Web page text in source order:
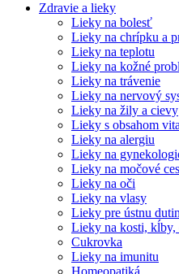
Zdravie a lieky
Lieky na bolesť
Lieky na chrípku a
Lieky na teplotu
Lieky na kožné
Lieky na trávenie
Lieky na nervový
Lieky na žily a cievy
Lieky s obsahom
Lieky na alergiu
Lieky na
Lieky na močové
Lieky na oči
Lieky na vlasy
Lieky pre ústnu
Lieky na kosti, kĺby,
Cukrovka
Lieky na imunitu
Homeopatiká